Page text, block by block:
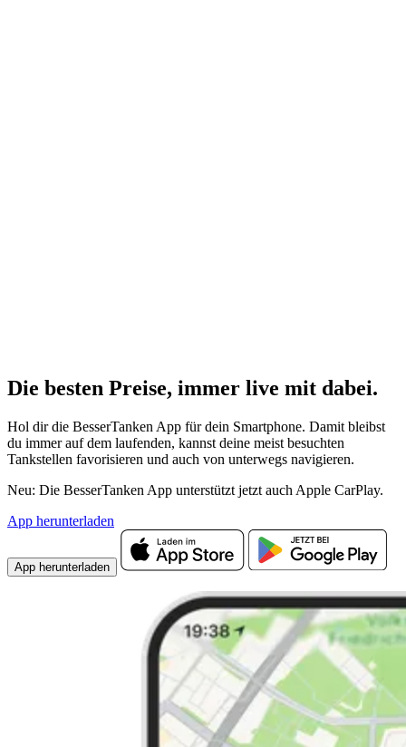
Die besten Preise, immer live mit dabei.
Hol dir die BesserTanken App für dein Smartphone. Damit bleibst
du immer auf dem laufenden, kannst deine meist besuchten
Tankstellen favorisieren und auch von unterwegs navigieren.
Neu: Die BesserTanken App unterstützt jetzt auch Apple CarPlay.
App herunterladen
App herunterladen